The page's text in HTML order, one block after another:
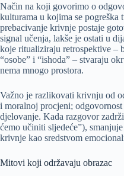
Način na koji govorimo o
kulturama u kojima se pogreška
prebacivanje krivnje postaje
signal učenja, lakše je ostati u
koje ritualiziraju retrospektive –
“osobe” i “ishoda” – stvaraju
nema mnogo prostora.
Važno je razlikovati krivnju od
i moralnoj procjeni; odgovornost
djelovanje. Kada razgovor
ćemo učiniti sljedeće”),
krivnje kao sredstvom
Mitovi koji održavaju obrazac